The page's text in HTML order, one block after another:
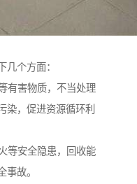
几个方面：
有害物质，不当处理
染，促进资源循环利
等安全隐患，回收能
事故。